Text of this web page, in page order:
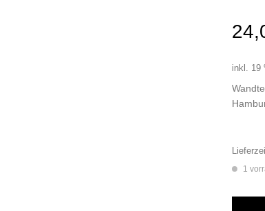
inkl. 19
1